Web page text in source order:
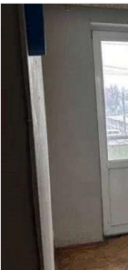
м2 та 11,2 м2) та
добротному
Оздоблення: На
3 кондиціонери
• Дві лоджії (по
та обшиті
вхідні двері,
• Квартира разом
закривається
води • Бойлер на
87000у.o Інна